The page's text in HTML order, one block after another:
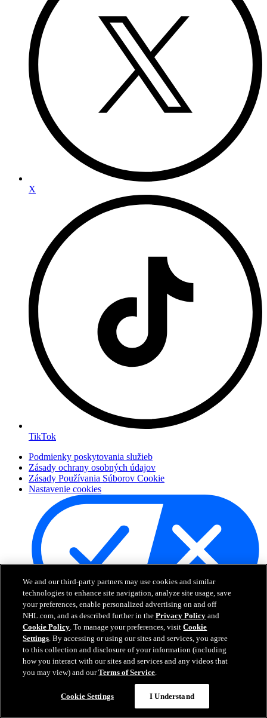
X
TikTok
Podmienky poskytovania služieb
Zásady ochrany osobných údajov
Zásady Používania Súborov Cookie
Nastavenie cookies
Váš výber súkromia
NHL.com je oficiálna webová stránka National Hockey League.
Všetky názvy a logá NHL a tímov NHL tu zobrazených sú
vlastníctvom NHL a príslušných klubov a nesmú byť
reprodukované bez predchádzajúceho písomného súhlasu NHL
Enterprises, L.P. © NHL 2026. Všetky práva vyhradené. Všetky
dresy tímov NHL costumizované menami a číslami hráčov NHL sú
oficiálne licencované NHL a NHLPA. Vodoznak Zamboni a
We and our third-party partners may use cookies and similar
technologies to enhance site navigation, analyze site usage, save
your preferences, enable personalized advertising on and off
NHL.com, and as described further in thePrivacy Policy and
Cookie Policy. To manage your preferences, visitCookie
Settings. By accessing or using our sites and services, you agree
to this collection and disclosure of your information (including
how you interact with our sites and services and any videos that
you may view) and ourTerms of Service.
Cookie Settings I Understand